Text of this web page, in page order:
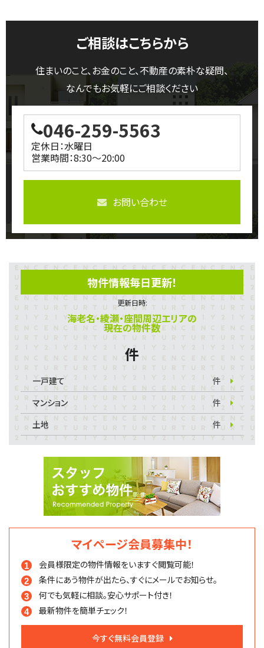
ご相談はこちらから
住まいのこと、お金のこと、不動産の素朴な疑問、
なんでもお気軽にご相談ください
046-259-5563
定休日：水曜日
営業時間：8:30～20:00
お問い合わせ
物件情報毎日更新！
更新日時:
海老名・綾瀬・座間周辺エリアの
現在の物件数
件
一戸建て
件
マンション
件
土地
件
マイページ会員募集中！
会員様限定の物件情報をいますぐ閲覧可能！
条件にあう物件が出たら、すぐにメールでお知らせ。
何でも気軽に相談。安心サポート付き！
最新物件を簡単チェック！
今すぐ無料会員登録